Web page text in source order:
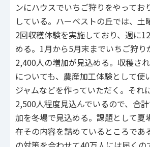
ンにハウスでいちご狩りをやってお
している。ハーベストの丘では、土
2回収穫体験を実施しており、週に
める。1月から5月末までいちご狩り
2,400人の増加が見込める。収穫さ
についても、農産加工体験として使
ジャムなどを作っていただく。それ
2,500人程度見込んでいるので、合
加を冬場で見込める。課題として夏
在その内容を詰めているところであ